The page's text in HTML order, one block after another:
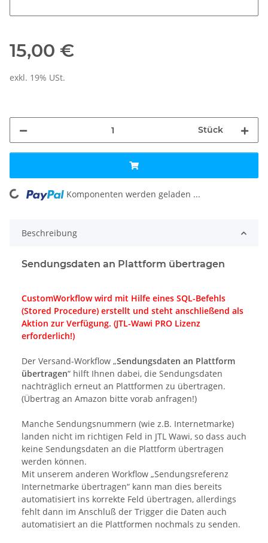
15,00 €
exkl. 19% USt.
Stück
Loading... Komponenten werden geladen ...
Beschreibung
Sendungsdaten an Plattform übertragen
CustomWorkflow wird mit Hilfe eines SQL-Befehls
(Stored Procedure) erstellt und steht anschließend als
Aktion zur Verfügung. (JTL-Wawi PRO Lizenz
erforderlich!)
Der Versand-Workflow „Sendungsdaten an Plattform
übertragen“ hilft Ihnen dabei, die Sendungsdaten
nachträglich erneut an Plattformen zu übertragen.
(Übertrag an Amazon bitte vorab anfragen!)
Manche Sendungsnummern (wie z.B. Internetmarke)
landen nicht im richtigen Feld in JTL Wawi, so dass auch
keine Sendungsdaten an die Plattform übertragen
werden können.
Mit unserem anderen Workflow „Sendungsreferenz
Internetmarke übertragen“ kann man dies bereits
automatisiert ins korrekte Feld übertragen, allerdings
fehlt dann im Anschluß der Trigger die Daten auch
automatisiert an die Plattformen nochmals zu senden.